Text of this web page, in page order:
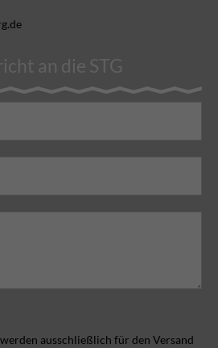
an die STG
ausschließlich für den Versand